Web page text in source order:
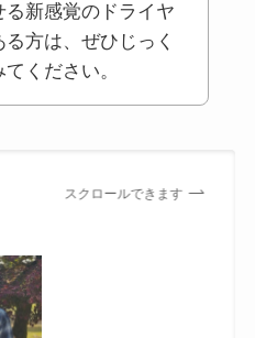
る新感覚のドライヤ
方は、ぜひじっく
ください。
スクロールできます